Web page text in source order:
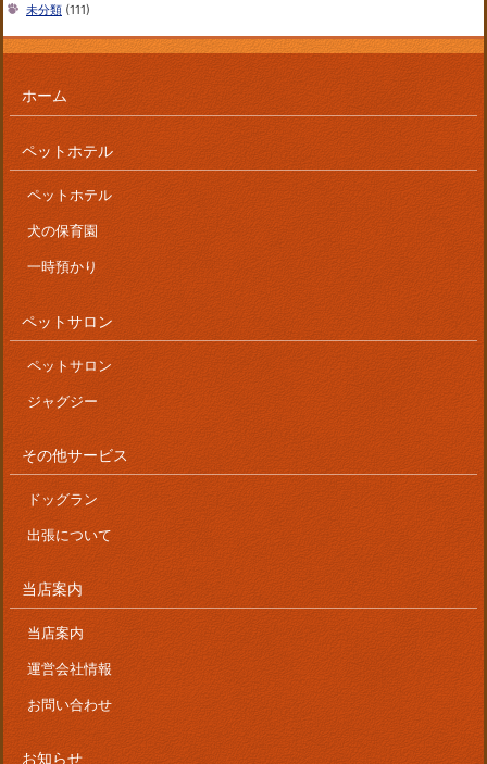
未分類 (111)
ホーム
ペットホテル
ペットホテル
犬の保育園
一時預かり
ペットサロン
ペットサロン
ジャグジー
その他サービス
ドッグラン
出張について
当店案内
当店案内
運営会社情報
お問い合わせ
お知らせ